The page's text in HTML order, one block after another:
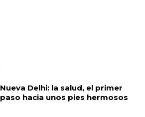
Nueva Delhi: la salud, el primer
paso hacia unos pies hermosos